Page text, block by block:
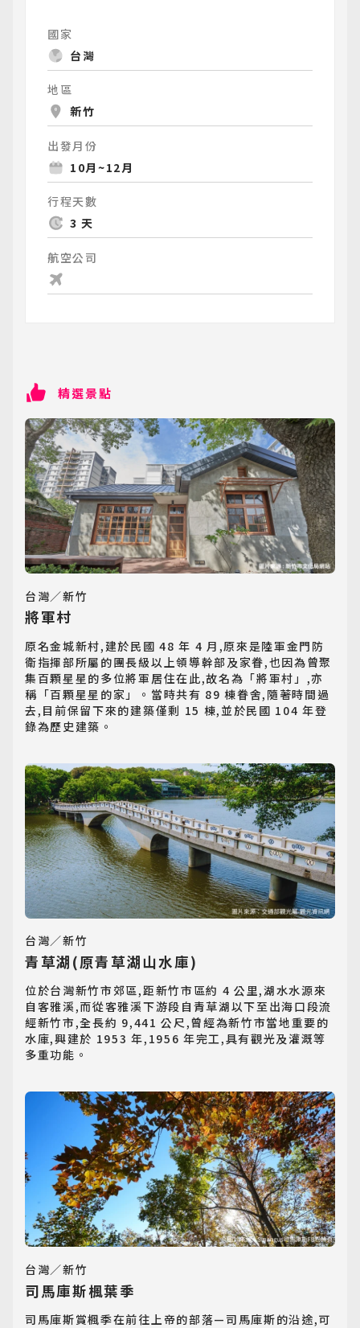
日韓旅遊
Northeast Asia
東南亞旅遊
Southeast Asia
國家
台灣
地區
新竹
出發月份
10月~12月
行程天數
3 天
航空公司
精選景點
台灣／新竹
將軍村
原名金城新村,建於民國 48 年 4 月,原來是陸軍金門防
衛指揮部所屬的團長級以上領導幹部及家眷,也因為曾聚
集百顆星星的多位將軍居住在此,故名為「將軍村」,亦
稱「百顆星星的家」。當時共有 89 棟眷舍,隨著時間過
去,目前保留下來的建築僅剩 15 棟,並於民國 104 年登
錄為歷史建築。
台灣／新竹
青草湖(原青草湖山水庫)
位於台灣新竹市郊區,距新竹市區約 4 公里,湖水水源來
自客雅溪,而從客雅溪下游段自青草湖以下至出海口段流
經新竹市,全長約 9,441 公尺,曾經為新竹市當地重要的
水庫,興建於 1953 年,1956 年完工,具有觀光及灌溉等
多重功能。
台灣／新竹
司馬庫斯楓葉季
司馬庫斯賞楓季在前往上帝的部落—司馬庫斯的沿途,可